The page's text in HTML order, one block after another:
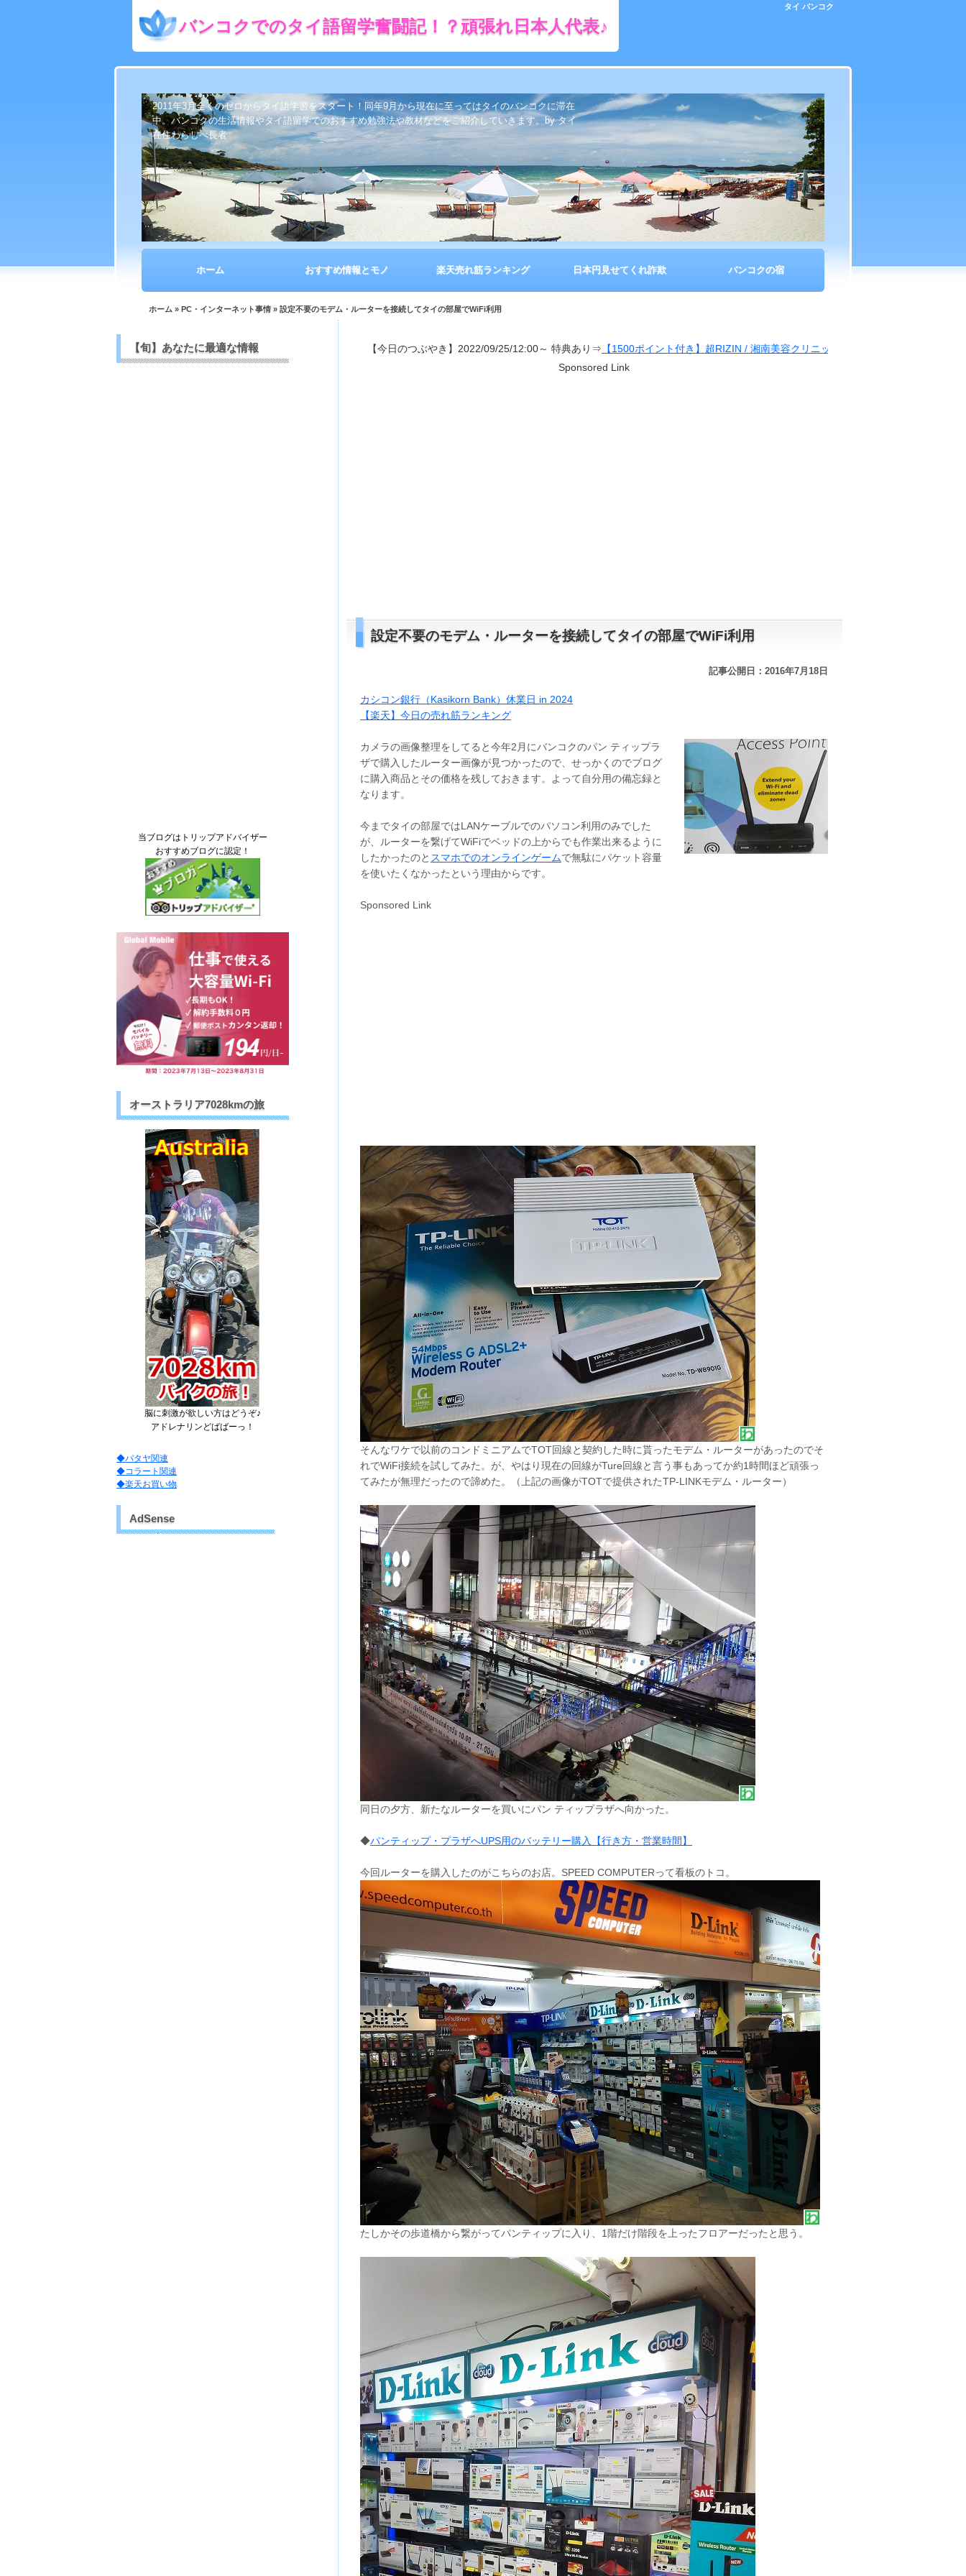
タイ バンコク
バンコクでのタイ語留学奮闘記！？頑張れ日本人代表♪
2011年3月全くのゼロからタイ語学習をスタート！同年9月から現在に至ってはタイのバンコクに滞在
中。バンコクの生活情報やタイ語留学でのおすすめ勉強法や教材などをご紹介していきます。by タイ
在住わらしべ長者
ホーム おすすめ情報とモノ 楽天売れ筋ランキング 日本円見せてくれ詐欺 バンコクの宿
ホーム » PC・インターネット事情 » 設定不要のモデム・ルーターを接続してタイの部屋でWiFi利用
【今日のつぶやき】2022/09/25/12:00～ 特典あり⇒【1500ポイント付き】超RIZIN / 湘南美容クリニック presents RIZIN.38
Sponsored Link
設定不要のモデム・ルーターを接続してタイの部屋でWiFi利用
記事公開日：2016年7月18日
カシコン銀行（Kasikorn Bank）休業日 in 2024
【楽天】今日の売れ筋ランキング
カメラの画像整理をしてると今年2月にバンコクのパン ティップラ
ザで購入したルーター画像が見つかったので、せっかくのでブログ
に購入商品とその価格を残しておきます。よって自分用の備忘録と
なります。
今までタイの部屋ではLANケーブルでのパソコン利用のみでした
が、ルーターを繋げてWiFiでベッドの上からでも作業出来るように
したかったのと スマホでのオンラインゲームで無駄にパケット容量
を使いたくなかったという理由からです。
Sponsored Link
そんなワケで以前のコンドミニアムでTOT回線と契約した時に貰ったモデム・ルーターがあったのでそ
れでWiFi接続を試してみた。が、やはり現在の回線がTure回線と言う事もあってか約1時間ほど頑張っ
てみたが無理だったので諦めた。（上記の画像がTOTで提供されたTP-LINKモデム・ルーター）
同日の夕方、新たなルーターを買いにパン ティップラザへ向かった。
◆パンティップ・プラザへUPS用のバッテリー購入【行き方・営業時間】
今回ルーターを購入したのがこちらのお店。SPEED COMPUTERって看板のトコ。
たしかその歩道橋から繋がってパンティップに入り、1階だけ階段を上ったフロアーだったと思う。
【旬】あなたに最適な情報
当ブログはトリップアドバイザー
おすすめブログに認定！
オーストラリア7028kmの旅
脳に刺激が欲しい方はどうぞ♪
アドレナリンどばばーっ！
◆パタヤ関連
◆コラート関連
◆楽天お買い物
AdSense